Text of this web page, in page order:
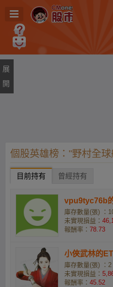
遊戲
個股英雄榜："野村全
目前持有 曾經持有
vpu9tyc76b
庫存數量(張) ：
未實現損益：
報酬率： 78.73
小俠武林的
庫存數量(張) ：2
未實現損益：
報酬率： 45.52